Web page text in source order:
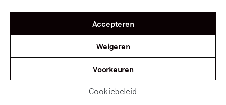
Accepteren
Weigeren
Voorkeuren
Cookiebeleid